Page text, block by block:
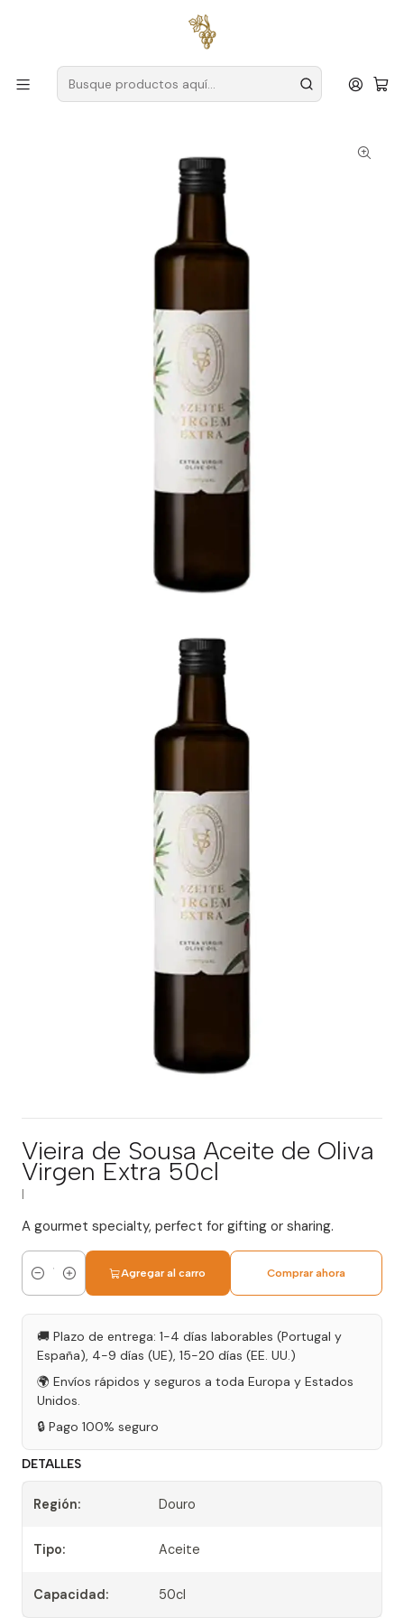
para pedidos superiores a
Productores Duero
Vieira de Souza
Vieira de Sousa Aceite de Oliva Virgen Extra 50cl
Vieira de Sousa Aceite de Oliva
Virgen Extra 50cl
A gourmet specialty, perfect for gifting or sharing.
Cantidad
Agregar al carro Comprar ahora
🚚 Plazo de entrega: 1-4 días laborables (Portugal y
España), 4-9 días (UE), 15-20 días (EE. UU.)
🌍 Envíos rápidos y seguros a toda Europa y Estados
Unidos.
🔒 Pago 100% seguro
DETALLES
Región: Douro
Tipo: Aceite
Capacidad: 50cl